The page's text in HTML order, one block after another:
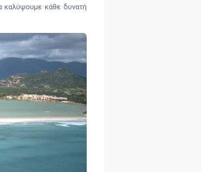
καλύψουμε κάθε δυνατή